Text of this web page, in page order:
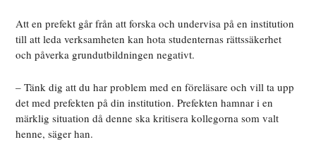
Att en prefekt går från att forska och undervisa på en institution
till att leda verksamheten kan hota studenternas rättssäkerhet
och påverka grundutbildningen negativt.
– Tänk dig att du har problem med en föreläsare och vill ta upp
det med prefekten på din institution. Prefekten hamnar i en
märklig situation då denne ska kritisera kollegorna som valt
henne, säger han.